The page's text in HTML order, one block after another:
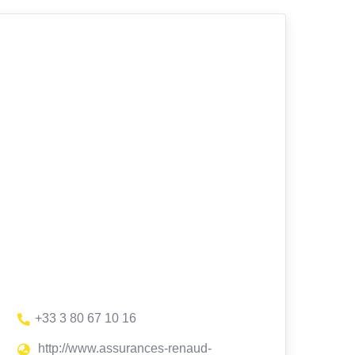
+33 3 80 67 10 16
http://www.assurances-renaud-